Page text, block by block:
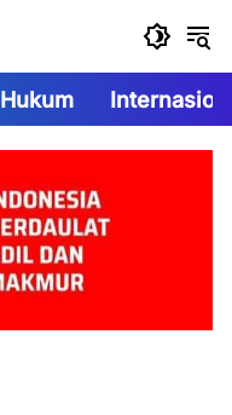
Hukum